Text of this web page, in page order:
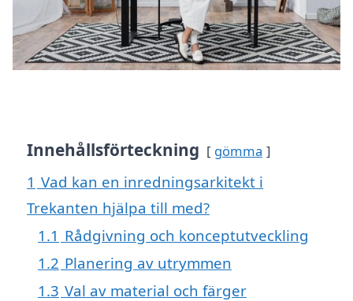
Innehållsförteckning gömma
1 Vad kan en inredningsarkitekt i
Trekanten hjälpa till med?
1.1 Rådgivning och konceptutveckling
1.2 Planering av utrymmen
1.3 Val av material och färger